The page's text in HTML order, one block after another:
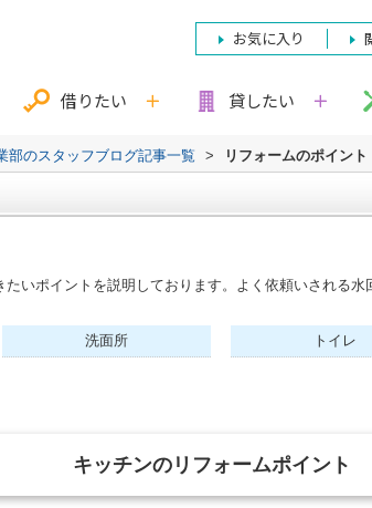
お気に入り
借りたい 貸したい
部のスタッフブログ記事一覧 > リフォームのポイント
いポイントを説明しております。よく依頼いされる
洗面所 トイレ
キッチンのリフォームポイント